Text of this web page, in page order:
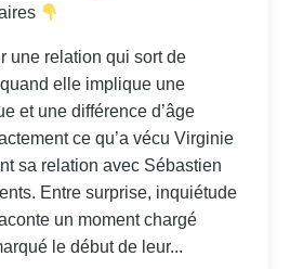
une relation qui sort de
quand elle implique une
et une différence d’âge
ce qu’a vécu Virginie
sa relation avec Sébastien
Entre surprise, inquiétude
un moment chargé
le début de leur...